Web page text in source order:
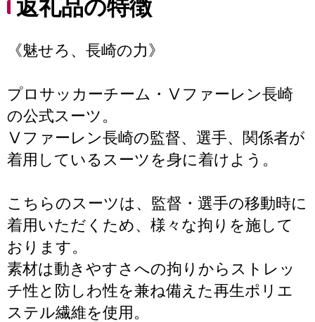
返礼品の特徴
《魅せろ、長崎の力》
プロサッカーチーム・Ⅴファーレン長崎
の公式スーツ。
Ⅴファーレン長崎の監督、選手、関係者が
着用しているスーツを身に着けよう。
こちらのスーツは、監督・選手の移動時に
着用いただくため、様々な拘りを施して
おります。
素材は動きやすさへの拘りからストレッ
チ性と防しわ性を兼ね備えた再生ポリエ
ステル繊維を使用。